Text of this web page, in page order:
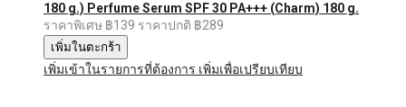
180 g.) Perfume Serum SPF 30 PA+++ (Charm) 180 g.
ราคาพิเศษ ฿139 ราคาปกติ ฿289
เพิ่มในตะกร้า
เพิ่มเข้าในรายการที่ต้องการ เพิ่มเพื่อเปรียบเทียบ